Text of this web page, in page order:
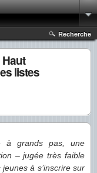
Recherche
listes
à grands pas, une
– jugée très faible
à s’inscrire sur